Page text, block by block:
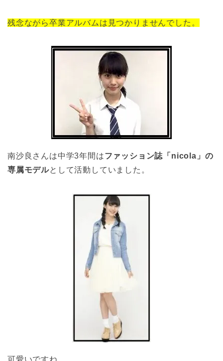
残念ながら卒業アルバムは見つかりませんでした。
南沙良さんは中学3年間はファッション誌「nicola」の
専属モデルとして活動していました。
可愛いですね。